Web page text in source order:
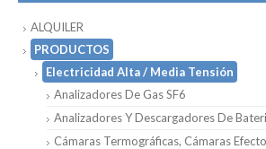
ALQUILER
PRODUCTOS
Electricidad Alta / Media Tensión
Analizadores De Gas SF6
Analizadores Y Descargadores De
Cámaras Termográficas, Cámaras